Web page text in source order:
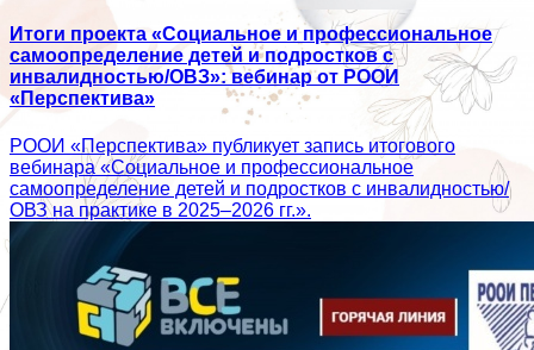
Итоги проекта «Социальное и профессиональное
самоопределение детей и подростков с
инвалидностью/ОВЗ»: вебинар от РООИ
«Перспектива»
РООИ «Перспектива» публикует запись итогового
вебинара «Социальное и профессиональное
самоопределение детей и подростков с инвалидностью/
ОВЗ на практике в 2025–2026 гг.».